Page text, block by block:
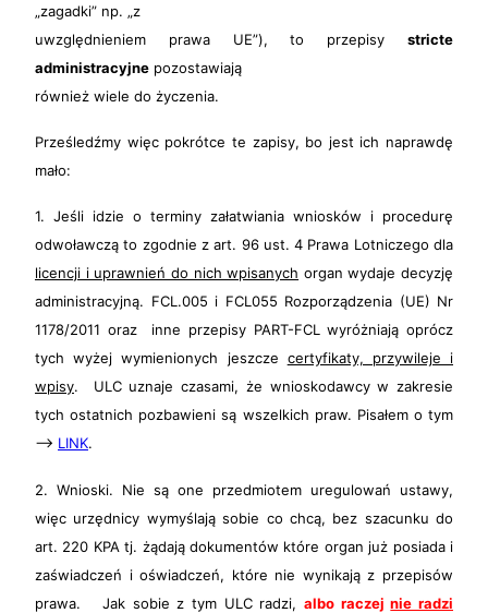
„zagadki” np. „z
uwzględnieniem prawa UE”), to przepisy stricte
administracyjne pozostawiają
również wiele do życzenia.
Prześledźmy więc pokrótce te zapisy, bo jest ich naprawdę
mało:
1. Jeśli idzie o terminy załatwiania wniosków i procedurę
odwoławczą to zgodnie z art. 96 ust. 4 Prawa Lotniczego dla
licencji i uprawnień do nich wpisanych organ wydaje decyzję
administracyjną. FCL.005 i FCL055 Rozporządzenia (UE) Nr
1178/2011 oraz inne przepisy PART-FCL wyróżniają oprócz
tych wyżej wymienionych jeszcze certyfikaty, przywileje i
wpisy. ULC uznaje czasami, że wnioskodawcy w zakresie
tych ostatnich pozbawieni są wszelkich praw. Pisałem o tym
–> LINK.
2. Wnioski. Nie są one przedmiotem uregulowań ustawy,
więc urzędnicy wymyślają sobie co chcą, bez szacunku do
art. 220 KPA tj. żądają dokumentów które organ już posiada i
zaświadczeń i oświadczeń, które nie wynikają z przepisów
prawa. Jak sobie z tym ULC radzi, albo raczejnie radzi